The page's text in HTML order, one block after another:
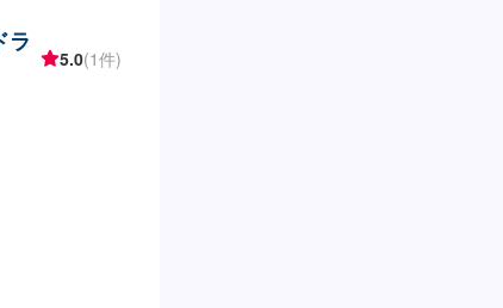
ざいます。
意していま
代はお客様
事務所前の空
。【定休日・
ラ
5.0(1件)